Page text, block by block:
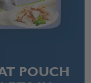
POUCH